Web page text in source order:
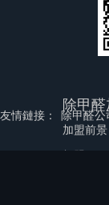
除甲醛
加盟前景
友情鏈接： 除甲醛公